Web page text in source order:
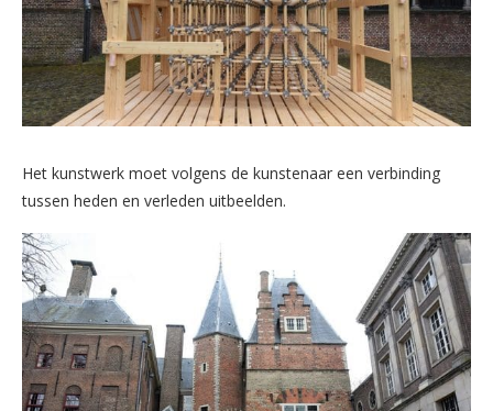
Het kunstwerk moet volgens de kunstenaar een verbinding
tussen heden en verleden uitbeelden.